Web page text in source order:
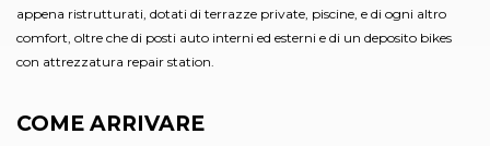
appena ristrutturati, dotati di terrazze private, piscine, e di ogni altro
comfort, oltre che di posti auto interni ed esterni e di un deposito bikes
con attrezzatura repair station.
COME ARRIVARE